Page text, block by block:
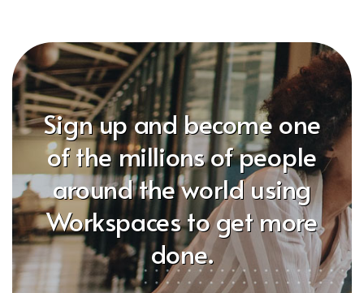
Sign up and become one
of the millions of people
around the world using
Workspaces to get more
done.